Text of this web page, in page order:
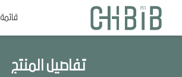
قائمة
تفاصيل المنتج